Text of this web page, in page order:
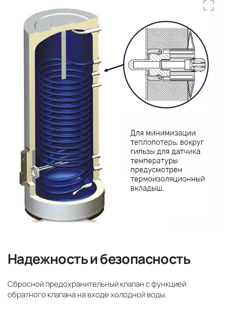
Надежность и безопасность
Сбросной предохранительный клапан с функцией
обратного клапана на входе холодной воды.